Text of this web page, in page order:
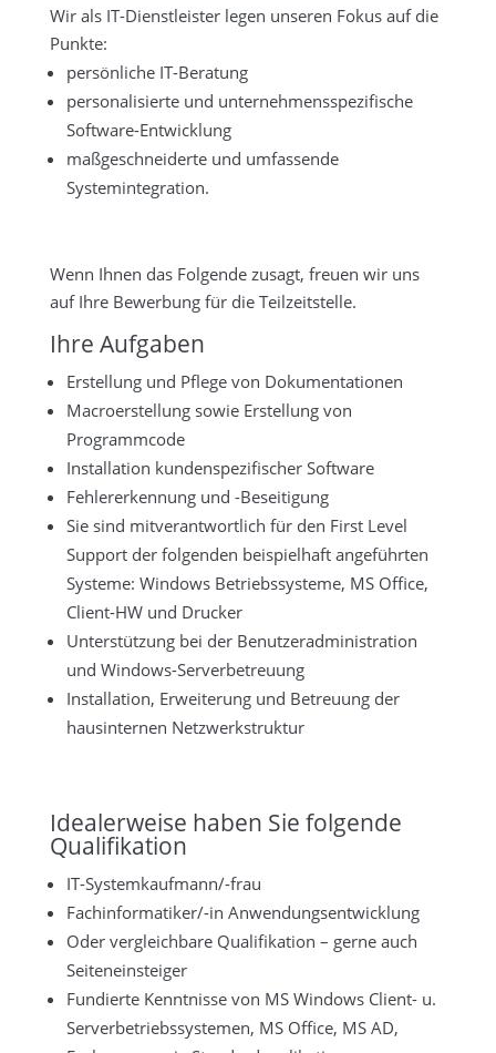
Wir als IT-Dienstleister legen unseren Fokus auf die
Punkte:
persönliche IT-Beratung
personalisierte und unternehmensspezifische
Software-Entwicklung
maßgeschneiderte und umfassende
Systemintegration.
Wenn Ihnen das Folgende zusagt, freuen wir uns
auf Ihre Bewerbung für die Teilzeitstelle.
Ihre Aufgaben
Erstellung und Pflege von Dokumentationen
Macroerstellung sowie Erstellung von
Programmcode
Installation kundenspezifischer Software
Fehlererkennung und -Beseitigung
Sie sind mitverantwortlich für den First Level
Support der folgenden beispielhaft angeführten
Systeme: Windows Betriebssysteme, MS Office,
Client-HW und Drucker
Unterstützung bei der Benutzeradministration
und Windows-Serverbetreuung
Installation, Erweiterung und Betreuung der
hausinternen Netzwerkstruktur
Idealerweise haben Sie folgende
Qualifikation
IT-Systemkaufmann/-frau
Fachinformatiker/-in Anwendungsentwicklung
Oder vergleichbare Qualifikation – gerne auch
Seiteneinsteiger
Fundierte Kenntnisse von MS Windows Client- u.
Serverbetriebssystemen, MS Office, MS AD,